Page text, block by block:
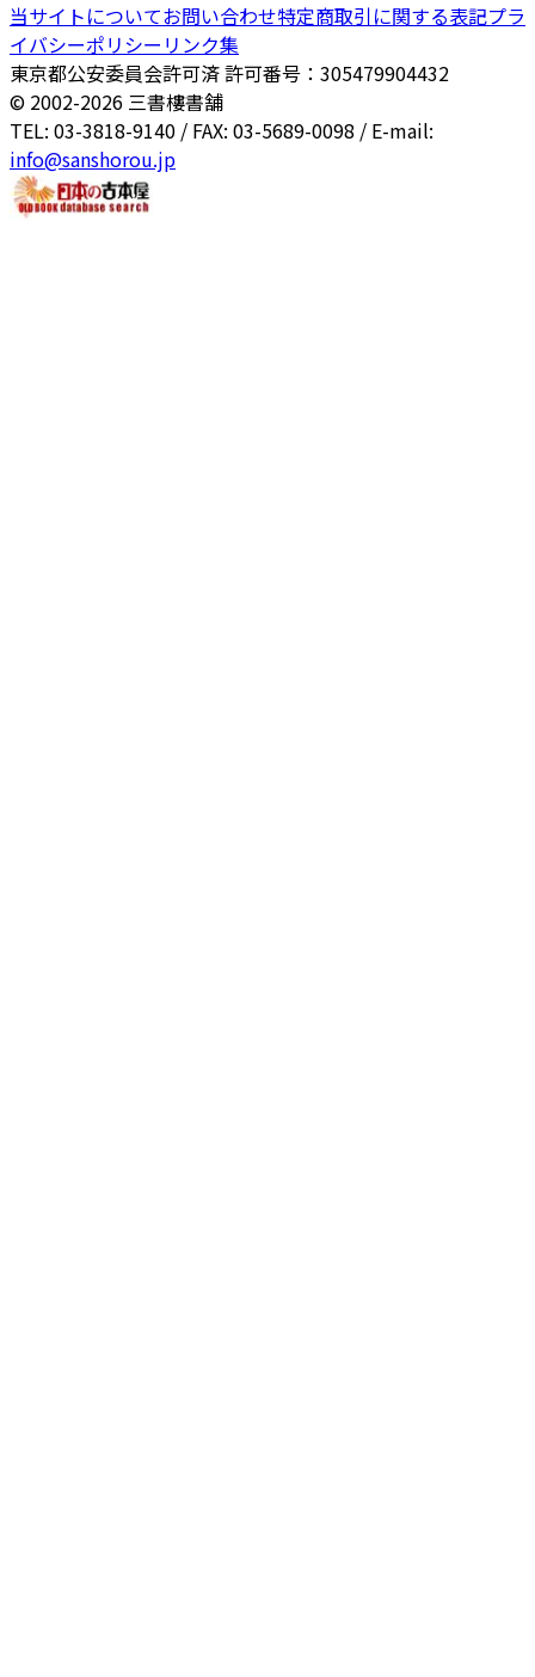
当サイトについてお問い合わせ特定商取引に関する表記プラ
イバシーポリシー リンク集
東京都公安委員会許可済 許可番号：305479904432
© 2002-2026 三書樓書舗
TEL: 03-3818-9140 / FAX: 03-5689-0098 / E-mail:
info@sanshorou.jp